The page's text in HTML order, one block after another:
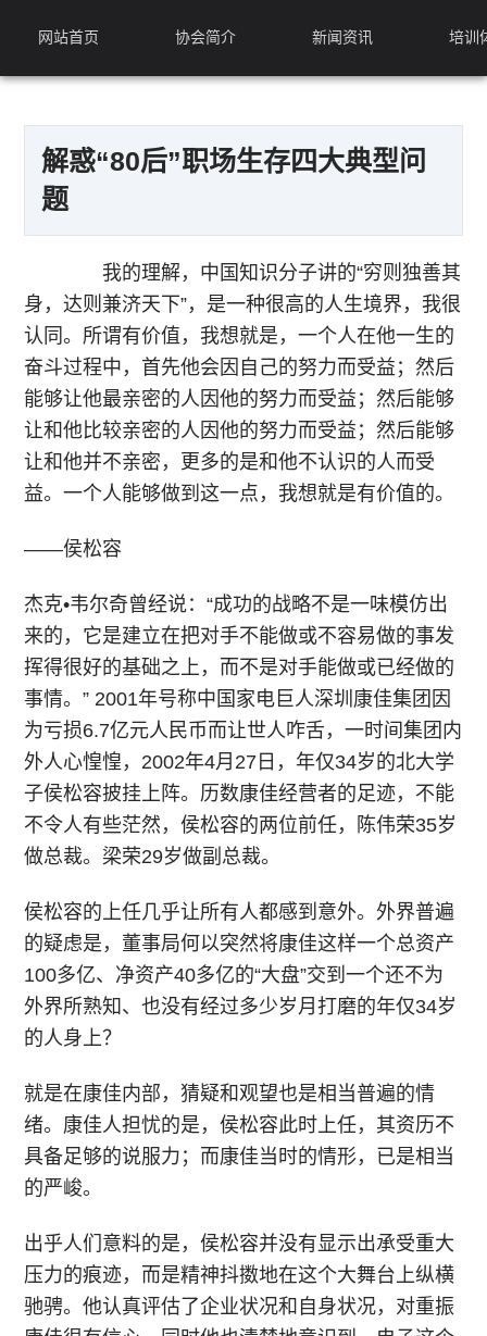
网站首页 协会简介 新闻资讯 培训
解惑“80后”职场生存四大典型问
题
我的理解，中国知识分子讲的“穷则独善其
身，达则兼济天下”，是一种很高的人生境界，我很
认同。所谓有价值，我想就是，一个人在他一生的
奋斗过程中，首先他会因自己的努力而受益；然后
能够让他最亲密的人因他的努力而受益；然后能够
让和他比较亲密的人因他的努力而受益；然后能够
让和他并不亲密，更多的是和他不认识的人而受
益。一个人能够做到这一点，我想就是有价值的。
——侯松容
杰克•韦尔奇曾经说：“成功的战略不是一味模仿出
来的，它是建立在把对手不能做或不容易做的事发
挥得很好的基础之上，而不是对手能做或已经做的
事情。” 2001年号称中国家电巨人深圳康佳集团因
为亏损6.7亿元人民币而让世人咋舌，一时间集团内
外人心惶惶，2002年4月27日，年仅34岁的北大学
子侯松容披挂上阵。历数康佳经营者的足迹，不能
不令人有些茫然，侯松容的两位前任，陈伟荣35岁
做总裁。梁荣29岁做副总裁。
侯松容的上任几乎让所有人都感到意外。外界普遍
的疑虑是，董事局何以突然将康佳这样一个总资产
100多亿、净资产40多亿的“大盘”交到一个还不为
外界所熟知、也没有经过多少岁月打磨的年仅34岁
的人身上？
就是在康佳内部，猜疑和观望也是相当普遍的情
绪。康佳人担忧的是，侯松容此时上任，其资历不
具备足够的说服力；而康佳当时的情形，已是相当
的严峻。
出乎人们意料的是，侯松容并没有显示出承受重大
压力的痕迹，而是精神抖擞地在这个大舞台上纵横
驰骋。他认真评估了企业状况和自身状况，对重振